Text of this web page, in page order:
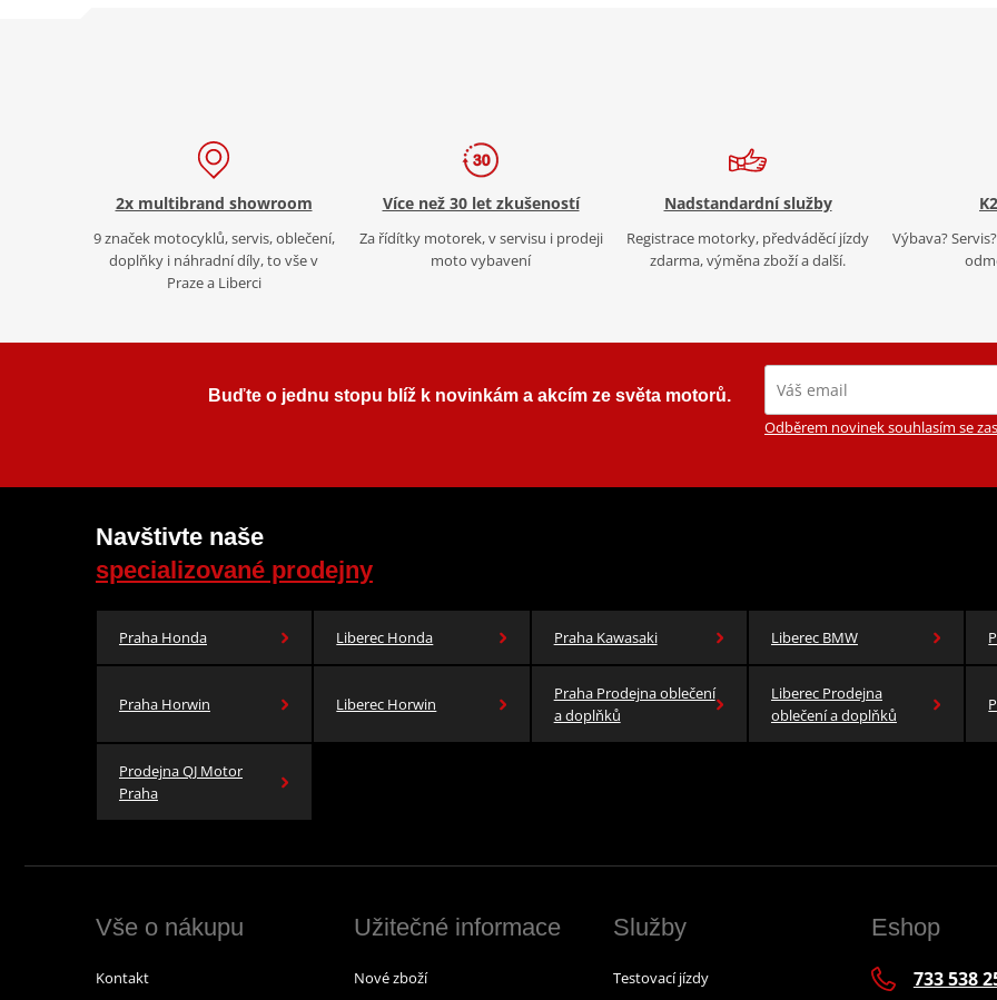
2x multibrand showroom
9 značek motocyklů, servis, oblečení,
doplňky i náhradní díly, to vše v
Praze a Liberci
Více než 30 let zkušeností
Za řídítky motorek, v servisu i prodeji
moto vybavení
Nadstandardní služby
Registrace motorky, předváděcí jízdy
zdarma, výměna zboží a další.
Výbava?
Buďte o jednu stopu blíž k novinkám a akcím ze světa motorů.
Odběrem novinek souhlasím se
Navštivte naše
specializované prodejny
Praha Honda Liberec Honda Praha Kawasaki Liberec BMW
Praha Horwin Liberec Horwin
Praha Prodejna oblečení
a doplňků
Liberec Prodejna
oblečení a doplňků
Prodejna QJ Motor
Praha
Vše o nákupu
Kontakt
Užitečné informace
Nové zboží
Služby
Testovací jízdy
Eshop
733 538